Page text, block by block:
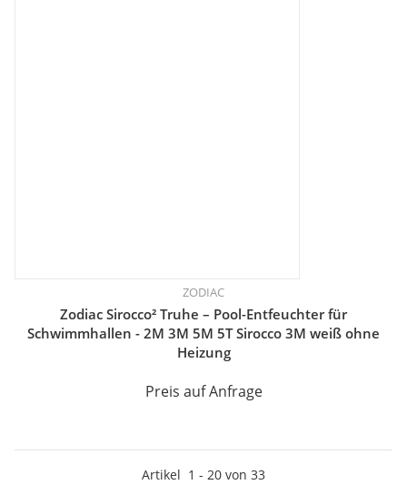
ZODIAC
Zodiac Sirocco² Truhe – Pool-Entfeuchter für
Schwimmhallen - 2M 3M 5M 5T Sirocco 3M weiß ohne
Heizung
Preis auf Anfrage
Artikel 1 - 20 von 33